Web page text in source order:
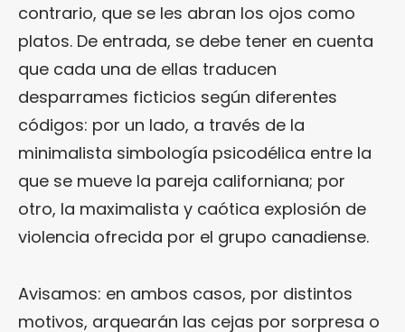
contrario, que se les abran los ojos como
platos. De entrada, se debe tener en cuenta
que cada una de ellas traducen
desparrames ficticios según diferentes
códigos: por un lado, a través de la
minimalista simbología psicodélica entre la
que se mueve la pareja californiana; por
otro, la maximalista y caótica explosión de
violencia ofrecida por el grupo canadiense.
Avisamos: en ambos casos, por distintos
motivos, arquearán las cejas por sorpresa o